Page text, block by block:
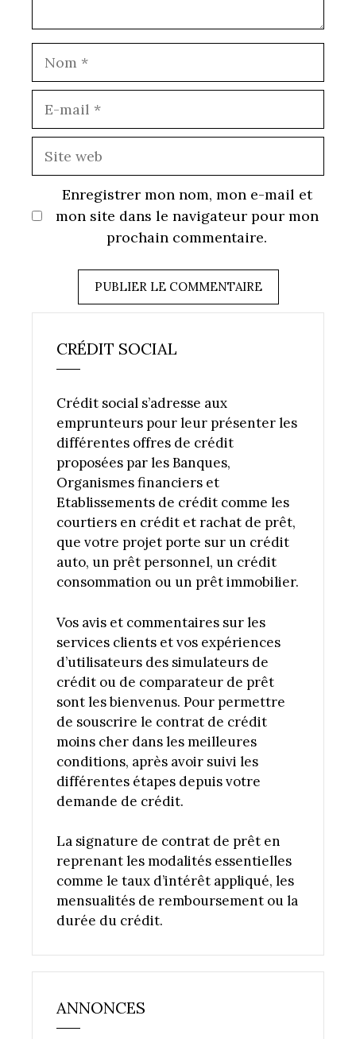
Enregistrer mon nom, mon e-mail et
mon site dans le navigateur pour mon
prochain commentaire.
CRÉDIT SOCIAL
Crédit social s’adresse aux
emprunteurs pour leur présenter les
différentes offres de crédit
proposées par les Banques,
Organismes financiers et
Etablissements de crédit comme les
courtiers en crédit et rachat de prêt,
que votre projet porte sur un crédit
auto, un prêt personnel, un crédit
consommation ou un prêt immobilier.
Vos avis et commentaires sur les
services clients et vos expériences
d’utilisateurs des simulateurs de
crédit ou de comparateur de prêt
sont les bienvenus. Pour permettre
de souscrire le contrat de crédit
moins cher dans les meilleures
conditions, après avoir suivi les
différentes étapes depuis votre
demande de crédit.
La signature de contrat de prêt en
reprenant les modalités essentielles
comme le taux d’intérêt appliqué, les
mensualités de remboursement ou la
durée du crédit.
ANNONCES